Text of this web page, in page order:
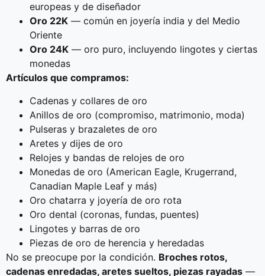
europeas y de diseñador
Oro 22K — común en joyería india y del Medio
Oriente
Oro 24K — oro puro, incluyendo lingotes y ciertas
monedas
Artículos que compramos:
Cadenas y collares de oro
Anillos de oro (compromiso, matrimonio, moda)
Pulseras y brazaletes de oro
Aretes y dijes de oro
Relojes y bandas de relojes de oro
Monedas de oro (American Eagle, Krugerrand,
Canadian Maple Leaf y más)
Oro chatarra y joyería de oro rota
Oro dental (coronas, fundas, puentes)
Lingotes y barras de oro
Piezas de oro de herencia y heredadas
No se preocupe por la condición. Broches rotos,
cadenas enredadas, aretes sueltos, piezas rayadas —